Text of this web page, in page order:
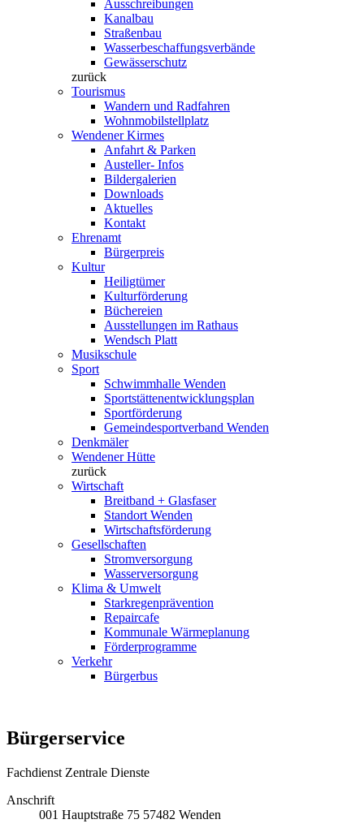
Ausschreibungen
Kanalbau
Straßenbau
Wasserbeschaffungsverbände
Gewässerschutz
zurück
Tourismus
Wandern und Radfahren
Wohnmobilstellplatz
Wendener Kirmes
Anfahrt & Parken
Austeller- Infos
Bildergalerien
Downloads
Aktuelles
Kontakt
Ehrenamt
Bürgerpreis
Kultur
Heiligtümer
Kulturförderung
Büchereien
Ausstellungen im Rathaus
Wendsch Platt
Musikschule
Sport
Schwimmhalle Wenden
Sportstättenentwicklungsplan
Sportförderung
Gemeindesportverband Wenden
Denkmäler
Wendener Hütte
zurück
Wirtschaft
Breitband + Glasfaser
Standort Wenden
Wirtschaftsförderung
Gesellschaften
Stromversorgung
Wasserversorgung
Klima & Umwelt
Starkregenprävention
Repaircafe
Kommunale Wärmeplanung
Förderprogramme
Verkehr
Bürgerbus
Bürgerservice
Fachdienst Zentrale Dienste
Anschrift
001 Hauptstraße 75 57482 Wenden